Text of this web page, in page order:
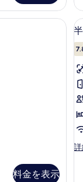
ル
ー
ム
性
２
部
屋
禁
煙
詳
細
料金を表示
半
半